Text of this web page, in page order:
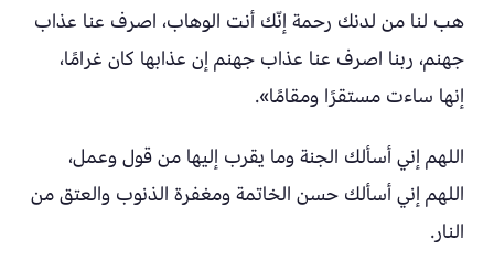
هب لنا من لدنك رحمة إنّك أنت الوهاب، اصرف عنا عذاب
جهنم، ربنا اصرف عنا عذاب جهنم إن عذابها كان غرامًا،
إنها ساءت مستقرًا ومقامًا».
اللهم إني أسألك الجنة وما يقرب إليها من قول وعمل،
اللهم إني أسألك حسن الخاتمة ومغفرة الذنوب والعتق من
النار.